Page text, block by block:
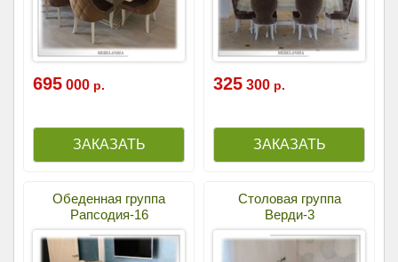
695 000 р. 325 300 р.
Обеденная группа
Рапсодия-16
Столовая группа
Верди-3